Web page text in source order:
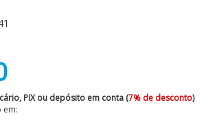
PIX ou depósito em conta (7% de desconto)
em: